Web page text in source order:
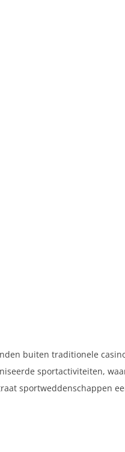
buiten traditionele
sportactiviteiten,
sportweddenschappen